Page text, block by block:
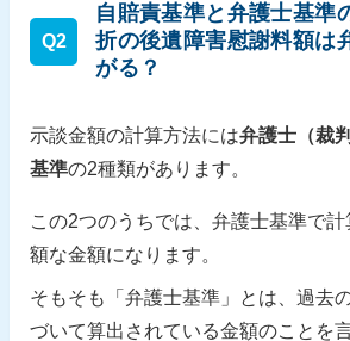
Q2
自賠責基準と弁護士基準
折の後遺障害慰謝料額は
がる？
示談金額の計算方法には弁護士（裁
基準の2種類があります。
この2つのうちでは、弁護士基準で
額な金額になります。
そもそも「弁護士基準」とは、過去
づいて算出されている金額のことを